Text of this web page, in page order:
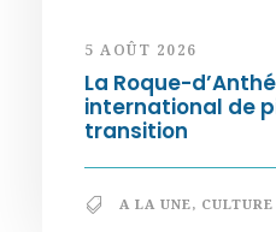
5 AOÛT 2026
La Roque-
international de
transition
A LA UNE, CULTURE